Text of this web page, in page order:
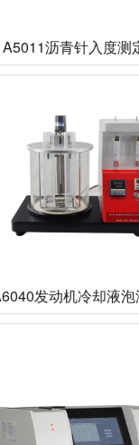
A5011沥青针入度测
发动机冷却液